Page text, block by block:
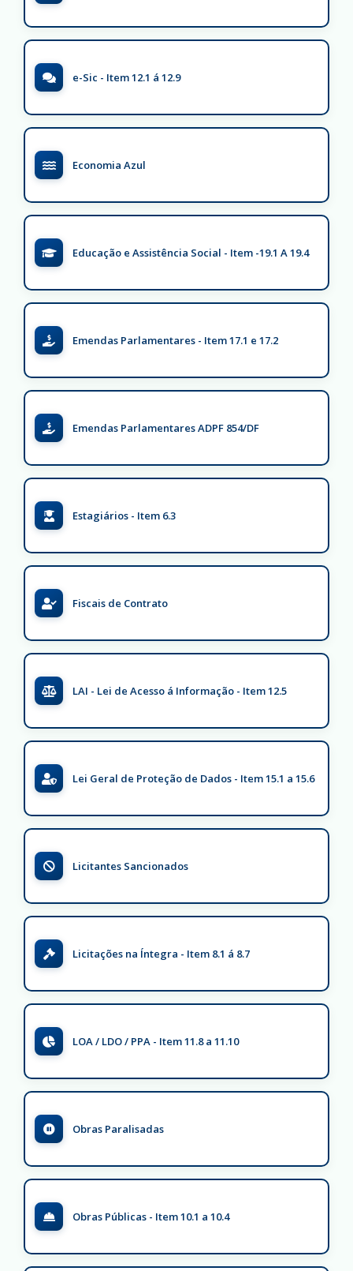
e-Sic - Item 12.1 á 12.9
Economia Azul
Educação e Assistência Social - Item -19.1 A 19.4
Emendas Parlamentares - Item 17.1 e 17.2
Emendas Parlamentares ADPF 854/DF
Estagiários - Item 6.3
Fiscais de Contrato
LAI - Lei de Acesso á Informação - Item 12.5
Lei Geral de Proteção de Dados - Item 15.1 a 15.6
Licitantes Sancionados
Licitações na Íntegra - Item 8.1 á 8.7
LOA / LDO / PPA - Item 11.8 a 11.10
Obras Paralisadas
Obras Públicas - Item 10.1 a 10.4